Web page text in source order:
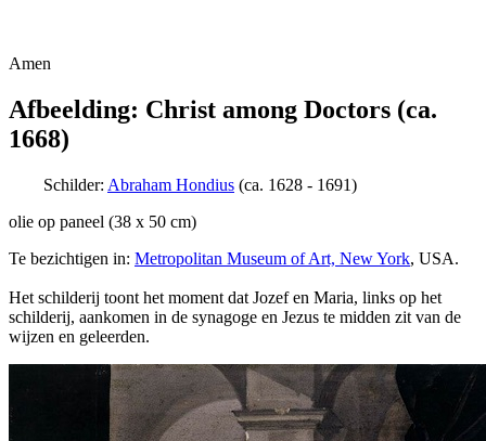
Amen
Afbeelding: Christ among Doctors (ca.
1668)
Schilder: Abraham Hondius (ca. 1628 - 1691)
olie op paneel (38 x 50 cm)
Te bezichtigen in: Metropolitan Museum of Art, New York, USA.
Het schilderij toont het moment dat Jozef en Maria, links op het
schilderij, aankomen in de synagoge en Jezus te midden zit van de
wijzen en geleerden.